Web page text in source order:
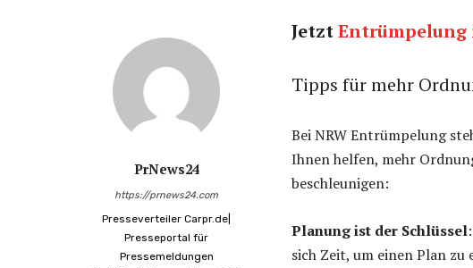
PrNews24
https://prnews24.com
Presseverteiler Carpr.de|
Presseportal für
Pressemeldungen
JetztEntrümpelung
Tipps für mehr
Bei NRW Entrümpelung
Ihnen helfen, mehr
beschleunigen:
Planung ist der Schlüssel
sich Zeit, um einen Plan